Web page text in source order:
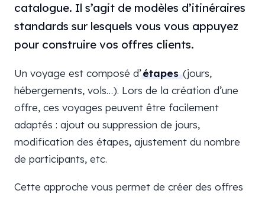
catalogue. Il s’agit de modèles d’itinéraires
standards sur lesquels vous vous appuyez
pour construire vos offres clients.
Un voyage est composé d’étapes(jours,
hébergements, vols…). Lors de la création d’une
offre, ces voyages peuvent être facilement
adaptés : ajout ou suppression de jours,
modification des étapes, ajustement du nombre
de participants, etc.
Cette approche vous permet de créer des offres